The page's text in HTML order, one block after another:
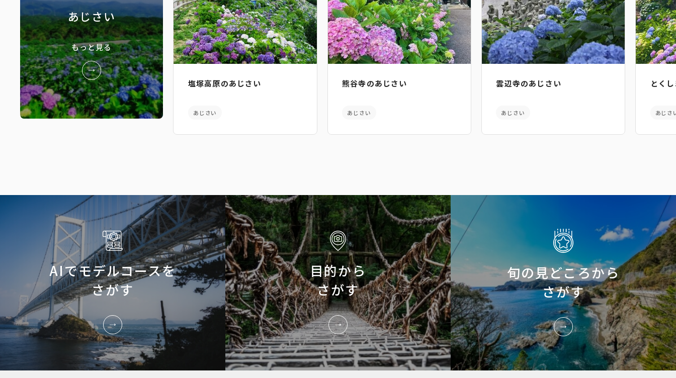
あじさい
もっと見る
塩塚高原のあじさい
あじさい
熊谷寺のあじさい
あじさい
雲辺寺のあじさい
あじさい
とく
あじさ
AIでモデルコースを
さがす
目的から
さがす
旬の見どころから
さがす